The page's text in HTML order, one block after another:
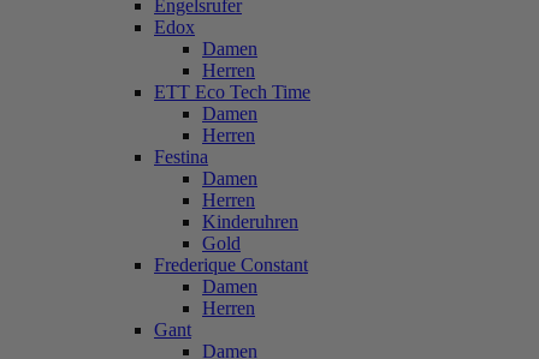
Engelsrufer
Edox
Damen
Herren
ETT Eco Tech Time
Damen
Herren
Festina
Damen
Herren
Kinderuhren
Gold
Frederique Constant
Damen
Herren
Gant
Damen